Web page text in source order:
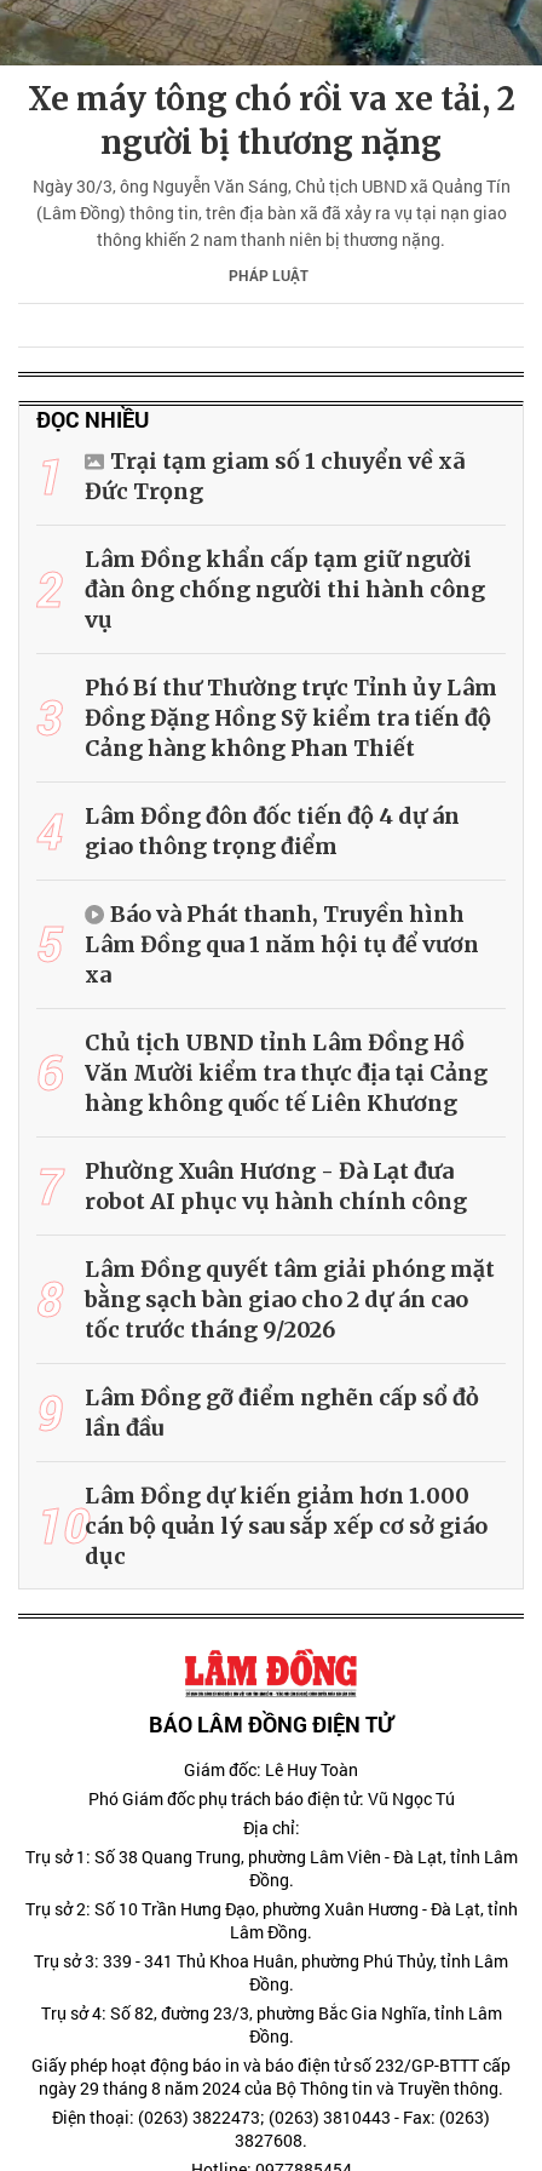
Xe máy tông chó rồi va xe tải, 2
người bị thương nặng
Ngày 30/3, ông Nguyễn Văn Sáng, Chủ tịch UBND xã Quảng Tín
(Lâm Đồng) thông tin, trên địa bàn xã đã xảy ra vụ tại nạn giao
thông khiến 2 nam thanh niên bị thương nặng.
PHÁP LUẬT
ĐỌC NHIỀU
1
Trại tạm giam số 1 chuyển về xã
Đức Trọng
2
Lâm Đồng khẩn cấp tạm giữ người
đàn ông chống người thi hành công
vụ
3
Phó Bí thư Thường trực Tỉnh ủy Lâm
Đồng Đặng Hồng Sỹ kiểm tra tiến độ
Cảng hàng không Phan Thiết
4
Lâm Đồng đôn đốc tiến độ 4 dự án
giao thông trọng điểm
5
Báo và Phát thanh, Truyền hình
Lâm Đồng qua 1 năm hội tụ để vươn
xa
6
Chủ tịch UBND tỉnh Lâm Đồng Hồ
Văn Mười kiểm tra thực địa tại Cảng
hàng không quốc tế Liên Khương
7
Phường Xuân Hương - Đà Lạt đưa
robot AI phục vụ hành chính công
8
Lâm Đồng quyết tâm giải phóng mặt
bằng sạch bàn giao cho 2 dự án cao
tốc trước tháng 9/2026
9
Lâm Đồng gỡ điểm nghẽn cấp sổ đỏ
lần đầu
10Lâm Đồng dự kiến giảm hơn 1.000
cán bộ quản lý sau sắp xếp cơ sở giáo
dục
BÁO LÂM ĐỒNG ĐIỆN TỬ
Giám đốc: Lê Huy Toàn
Phó Giám đốc phụ trách báo điện tử: Vũ Ngọc Tú
Địa chỉ:
Trụ sở 1: Số 38 Quang Trung, phường Lâm Viên - Đà Lạt, tỉnh Lâm
Đồng.
Trụ sở 2: Số 10 Trần Hưng Đạo, phường Xuân Hương - Đà Lạt, tỉnh
Lâm Đồng.
Trụ sở 3: 339 - 341 Thủ Khoa Huân, phường Phú Thủy, tỉnh Lâm
Đồng.
Trụ sở 4: Số 82, đường 23/3, phường Bắc Gia Nghĩa, tỉnh Lâm
Đồng.
Giấy phép hoạt động báo in và báo điện tử số 232/GP-BTTT cấp
ngày 29 tháng 8 năm 2024 của Bộ Thông tin và Truyền thông.
Điện thoại: (0263) 3822473; (0263) 3810443 - Fax: (0263)
3827608.